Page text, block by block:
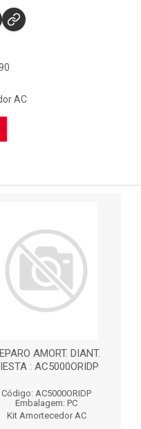
AC
AMORT. DIANT.
: AC5000ORIDP
Código: AC5000ORIDP
Embalagem: PC
Kit Amortecedor AC